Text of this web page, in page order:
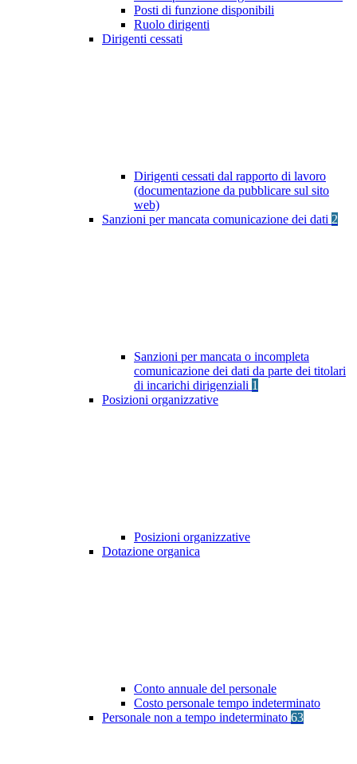
Posti di funzione disponibili
Ruolo dirigenti
Dirigenti cessati
Dirigenti cessati dal rapporto di lavoro
(documentazione da pubblicare sul sito
web)
Sanzioni per mancata comunicazione dei dati 2
Sanzioni per mancata o incompleta
comunicazione dei dati da parte dei titolari
di incarichi dirigenziali 1
Posizioni organizzative
Posizioni organizzative
Dotazione organica
Conto annuale del personale
Costo personale tempo indeterminato
Personale non a tempo indeterminato 63